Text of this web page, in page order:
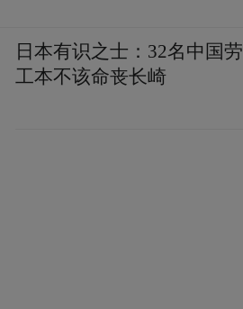
日本有识之士：32名中国劳
工本不该命丧长崎